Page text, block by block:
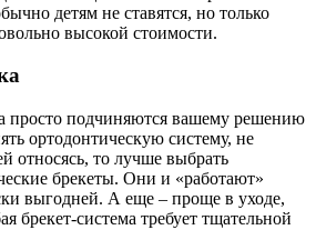
детям не ставятся, но только
высокой стоимости.
просто подчиняются вашему решению
ортодонтическую систему, не
относясь, то лучше выбрать
брекеты. Они и «работают»
выгодней. А еще – проще в уходе,
брекет-система требует тщательной